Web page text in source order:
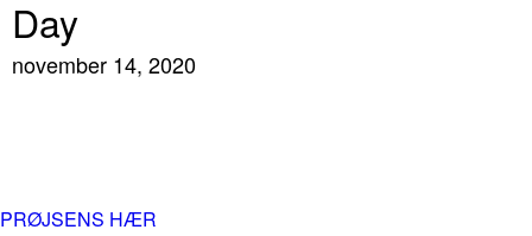
Day
november 14, 2020
PRØJSENS HÆR